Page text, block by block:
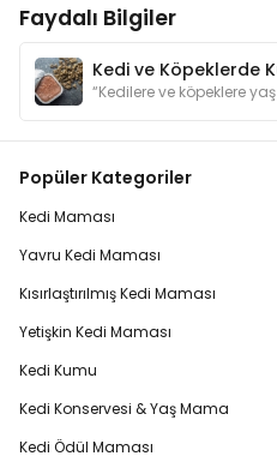
Faydalı Bilgiler
Popüler Kategoriler
Kedi Maması
Yavru Kedi Maması
Kısırlaştırılmış Kedi Maması
Yetişkin Kedi Maması
Kedi Kumu
Kedi Konservesi & Yaş Mama
Kedi Ödül Maması